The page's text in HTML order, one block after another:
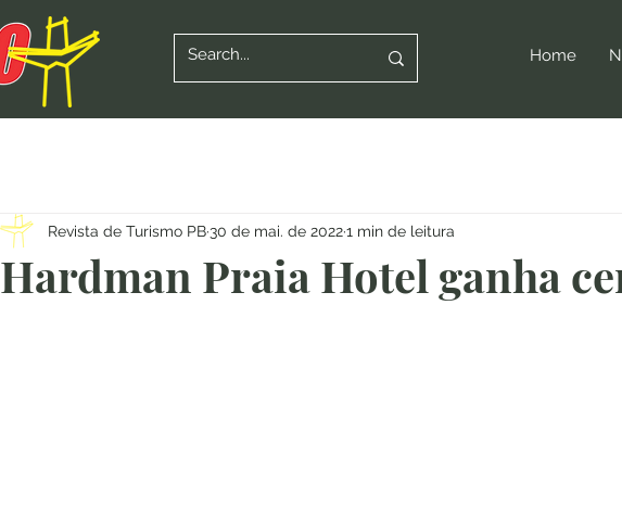
Home
Hardman Praia Hotel ganha
Revista de Turismo PB30 de mai. de 20221 min de leitura